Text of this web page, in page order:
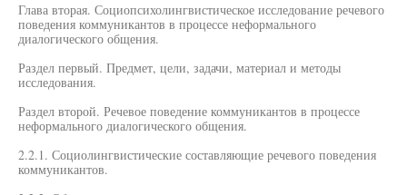
Глава вторая. Социопсихолингвистическое исследование речевого
поведения коммуникантов в процессе неформального
диалогического общения.
Раздел первый. Предмет, цели, задачи, материал и методы
исследования.
Раздел второй. Речевое поведение коммуникантов в процессе
неформального диалогического общения.
2.2.1. Социолингвистические составляющие речевого поведения
коммуникантов.